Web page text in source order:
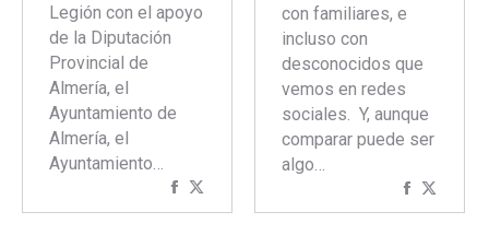
Legión con el apoyo
de la Diputación
Provincial de
Almería, el
Ayuntamiento de
Almería, el
Ayuntamiento…
Compartir
concon
con familiares, e
incluso con
desconocidos que
vemos en redes
sociales. Y, aunque
comparar puede ser
algo…
Compartir
concon